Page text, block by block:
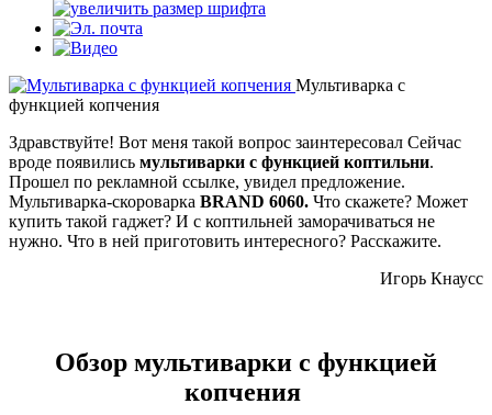
Мультиварка с
функцией копчения
Здравствуйте! Вот меня такой вопрос заинтересовал Сейчас
вроде появились мультиварки с функцией коптильни.
Прошел по рекламной ссылке, увидел предложение.
Мультиварка-скороварка BRAND 6060. Что скажете? Может
купить такой гаджет? И с коптильней заморачиваться не
нужно. Что в ней приготовить интересного? Расскажите.
Игорь Кнаусс
Обзор мультиварки с функцией
копчения